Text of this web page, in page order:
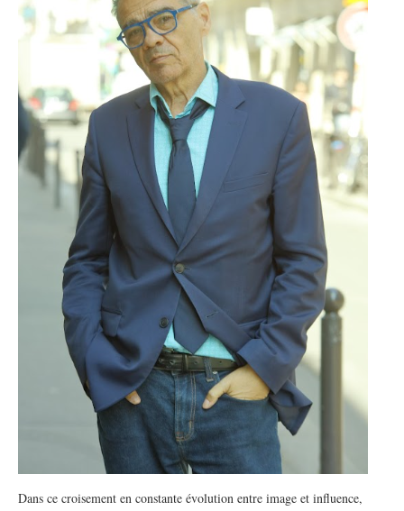
Dans ce croisement en constante évolution entre image et influence,